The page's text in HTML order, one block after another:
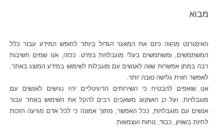
מבוא
האינטרנט מהווה כיום את המאגר הגדול ביותר לחופש המידע עבור כלל
המשתמשים, ומשתמשים בעלי מוגבלויות בפרט. ככזה, אנו שמים חשיבות
רבה במתן אפשרות שווה לאנשים עם מוגבלות לשימוש במידע המוצג באתר,
לאפשר חווית גלישה טובה יותר.
אנו שואפים להבטיח כי השירותים הדיגיטליים יהיו נגישים לאנשים עם
מוגבלויות, ועל כן הושקעו משאבים רבים להקל את השימוש באתר עבור
אנשים עם מוגבלויות, ככל האפשר, מתוך אמונה כי לכל אדם מגיעה הזכות
לחיות בשוויון, כבוד, נוחות ועצמאות.